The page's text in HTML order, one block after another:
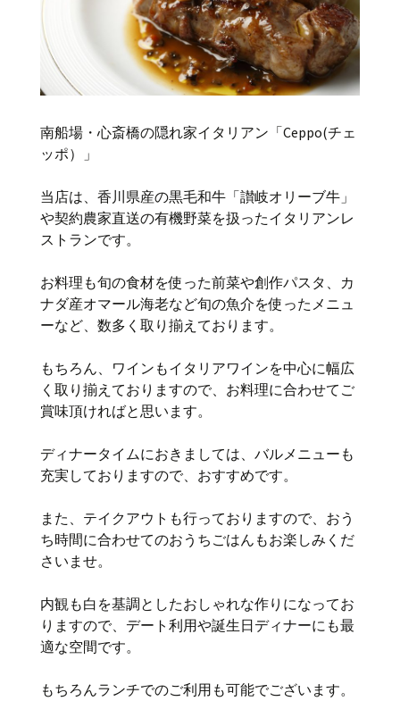
南船場・心斎橋の隠れ家イタリアン「Ceppo(チェ
ッポ）」
当店は、香川県産の黒毛和牛「讃岐オリーブ牛」
や契約農家直送の有機野菜を扱ったイタリアンレ
ストランです。
お料理も旬の食材を使った前菜や創作パスタ、カ
ナダ産オマール海老など旬の魚介を使ったメニュ
ーなど、数多く取り揃えております。
もちろん、ワインもイタリアワインを中心に幅広
く取り揃えておりますので、お料理に合わせてご
賞味頂ければと思います。
ディナータイムにおきましては、バルメニューも
充実しておりますので、おすすめです。
また、テイクアウトも行っておりますので、おう
ち時間に合わせてのおうちごはんもお楽しみくだ
さいませ。
内観も白を基調としたおしゃれな作りになってお
りますので、デート利用や誕生日ディナーにも最
適な空間です。
もちろんランチでのご利用も可能でございます。